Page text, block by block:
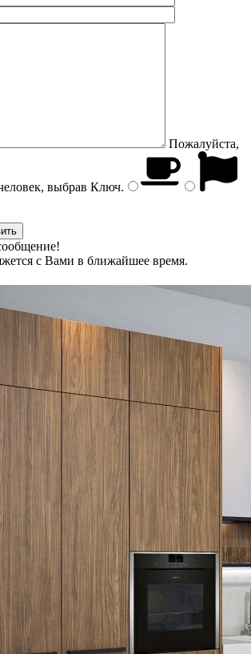
Пожалуйста,
выбрав Ключ.
с Вами в ближайшее время.